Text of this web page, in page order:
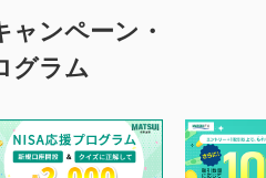
する注意
ツに、評価およびコメントの
の注意事項をご理解のうえ、
てください。
ャンペーン・
グラム